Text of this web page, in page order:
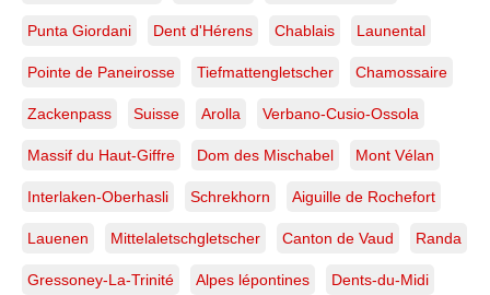
Punta Giordani Dent d'Hérens Chablais Launental
Pointe de Paneirosse Tiefmattengletscher Chamossaire
Zackenpass Suisse Arolla Verbano-Cusio-Ossola
Massif du Haut-Giffre Dom des Mischabel Mont Vélan
Interlaken-Oberhasli Schrekhorn Aiguille de Rochefort
Lauenen Mittelaletschgletscher Canton de Vaud Randa
Gressoney-La-Trinité Alpes lépontines Dents-du-Midi